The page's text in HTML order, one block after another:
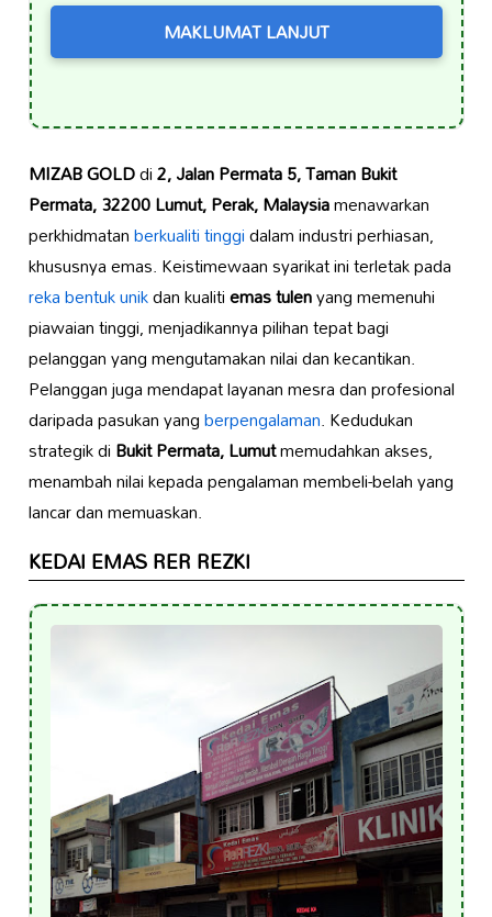
MAKLUMAT LANJUT
MIZAB GOLDdi2, Jalan Permata 5, Taman Bukit
Permata, 32200 Lumut, Perak, Malaysiamenawarkan
perkhidmatanberkualiti tinggidalam industri perhiasan,
khususnya emas. Keistimewaan syarikat ini terletak pada
reka bentuk unikdan kualitiemas tulenyang memenuhi
piawaian tinggi, menjadikannya pilihan tepat bagi
pelanggan yang mengutamakan nilai dan kecantikan.
Pelanggan juga mendapat layanan mesra dan profesional
daripada pasukan yangberpengalaman. Kedudukan
strategik diBukit Permata, Lumutmemudahkan akses,
menambah nilai kepada pengalaman membeli-belah yang
lancar dan memuaskan.
KEDAI EMAS RER REZKI